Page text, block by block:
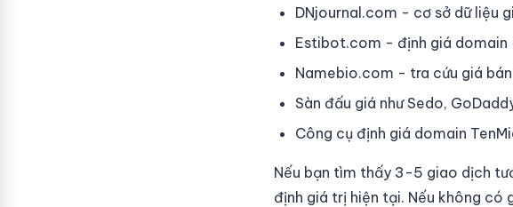
DNjournal.com - cơ sở dữ liệu
Estibot.com - định giá domain
Namebio.com - tra cứu giá
Sàn đấu giá như Sedo,
Công cụ định giá domain
Nếu bạn tìm thấy 3-5 giao dịch
định giá trị hiện tại. Nếu không